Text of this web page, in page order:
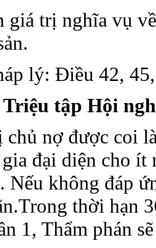
giá trị nghĩa vụ
lý: Điều 42,
tập Hội
nợ được coi
đại diện cho ít
Nếu không đáp
thời hạn
1, Thẩm phán